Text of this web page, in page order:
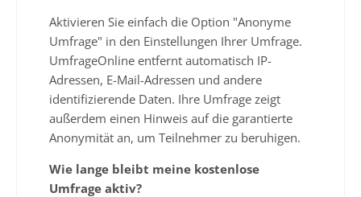
Aktivieren Sie einfach die Option "Anonyme
Umfrage" in den Einstellungen Ihrer Umfrage.
UmfrageOnline entfernt automatisch IP-
Adressen, E-Mail-Adressen und andere
identifizierende Daten. Ihre Umfrage zeigt
außerdem einen Hinweis auf die garantierte
Anonymität an, um Teilnehmer zu beruhigen.
Wie lange bleibt meine kostenlose
Umfrage aktiv?